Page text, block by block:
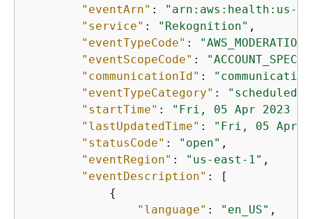
"eventArn" :
"arn:aws:health:us-east-
"service" : "Rekognition" ,
"eventTypeCode" :
"eventScopeCode" :
"communicationId" :
"eventTypeCategory" :
"startTime" :
"Fri, 05 Apr 2023
"lastUpdatedTime" :
"Fri, 05 Apr
"statusCode" : "open" ,
"eventRegion" : "us-east-1" ,
"eventDescription" : [
{
"language" : "en_US" ,